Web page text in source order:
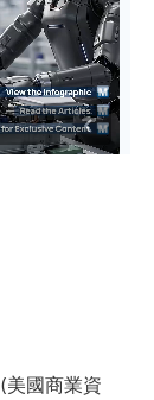
(美國商業資